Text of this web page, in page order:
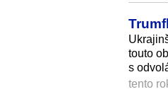
touto
s
tento